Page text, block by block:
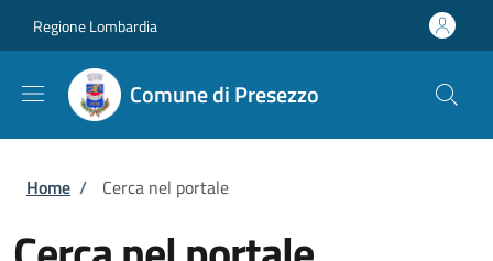
Regione Lombardia
Comune di Presezzo
Briciole di pane
Home / Cerca nel portale